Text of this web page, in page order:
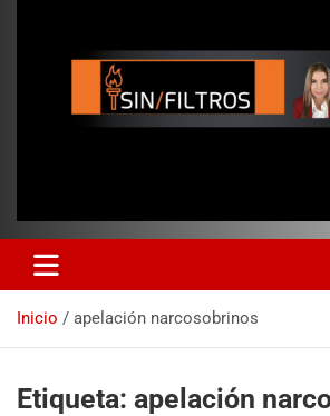
Inicio apelación narcosobrinos
Etiqueta: apelación